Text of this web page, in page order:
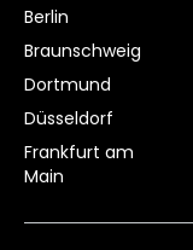
Berlin
Braunschweig
Dortmund
Düsseldorf
Frankfurt am
Main